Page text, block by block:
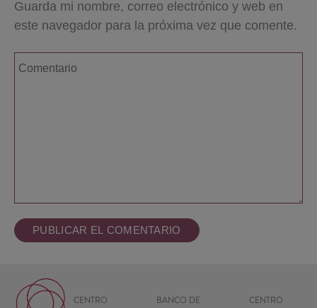
Guarda mi nombre, correo electrónico y web en
este navegador para la próxima vez que comente.
CENTRO
BANCO DE
CENTRO